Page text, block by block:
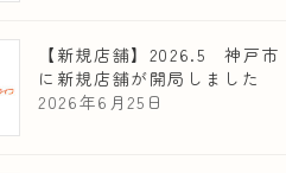
【新規店舗】2026.5 神戸市
に新規店舗が開局しました
2026年6月25日